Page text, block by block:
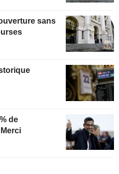
sans
de